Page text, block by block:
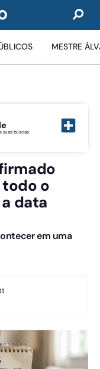
MESTRE
suas buscas
todo o
data
em uma